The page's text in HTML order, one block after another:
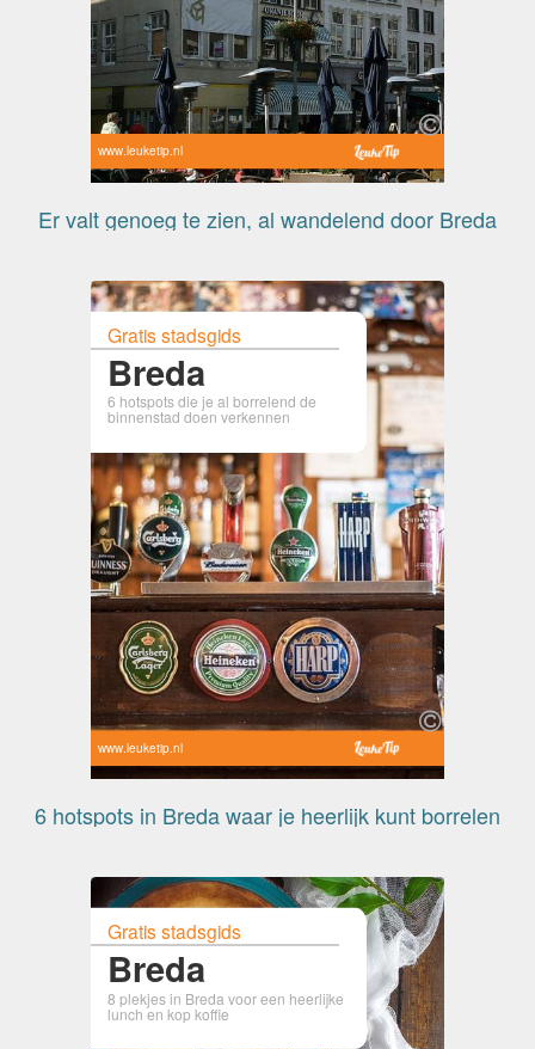
www.leuketip.nl
Er valt genoeg te zien, al wandelend door Breda
Gratis stadsgids
Breda
6 hotspots die je al borrelend de
binnenstad doen verkennen
www.leuketip.nl
6 hotspots in Breda waar je heerlijk kunt borrelen
Gratis stadsgids
Breda
8 plekjes in Breda voor een heerlijke
lunch en kop koffie